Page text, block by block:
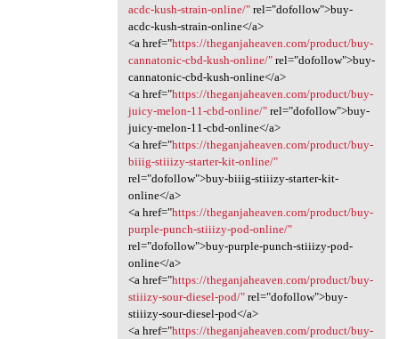
acdc-kush-strain-online/"rel="dofollow">buy-
acdc-kush-strain-online</a>
<a href="https://theganjaheaven.com/product/buy-
cannatonic-cbd-kush-online/"rel="dofollow">buy-
cannatonic-cbd-kush-online</a>
<a href="https://theganjaheaven.com/product/buy-
juicy-melon-11-cbd-online/"rel="dofollow">buy-
juicy-melon-11-cbd-online</a>
<a href="https://theganjaheaven.com/product/buy-
biiig-stiiizy-starter-kit-online/"
rel="dofollow">buy-biiig-stiiizy-starter-kit-
online</a>
<a href="https://theganjaheaven.com/product/buy-
purple-punch-stiiizy-pod-online/"
rel="dofollow">buy-purple-punch-stiiizy-pod-
online</a>
<a href="https://theganjaheaven.com/product/buy-
stiiizy-sour-diesel-pod/"rel="dofollow">buy-
stiiizy-sour-diesel-pod</a>
<a href="https://theganjaheaven.com/product/buy-